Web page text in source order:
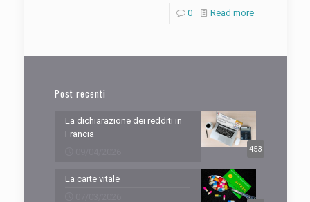
0 Read more
Post recenti
453
La dichiarazione dei redditi in
Francia
La carte vitale